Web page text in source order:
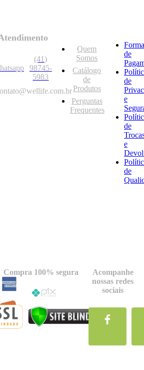
(41)
98745-
5983
Quem
Somos
Catálogo
de
Produtos
Perguntas
Frequentes
de
de
e
de
e
de
Compra 100% segura
Acompanhe
nossas redes
sociais